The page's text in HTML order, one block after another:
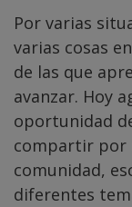
Por varias
varias cosas
de las que
avanzar. Hoy
oportunidad
compartir por
comunidad,
diferentes